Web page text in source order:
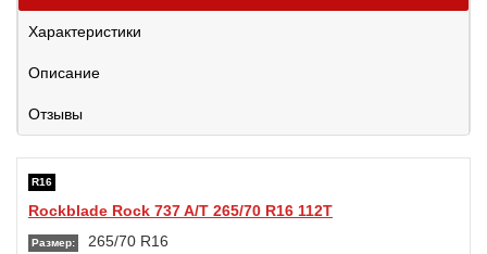
Характеристики
Описание
Отзывы
R16
Rockblade Rock 737 A/T 265/70 R16 112T
Размер: 265/70 R16